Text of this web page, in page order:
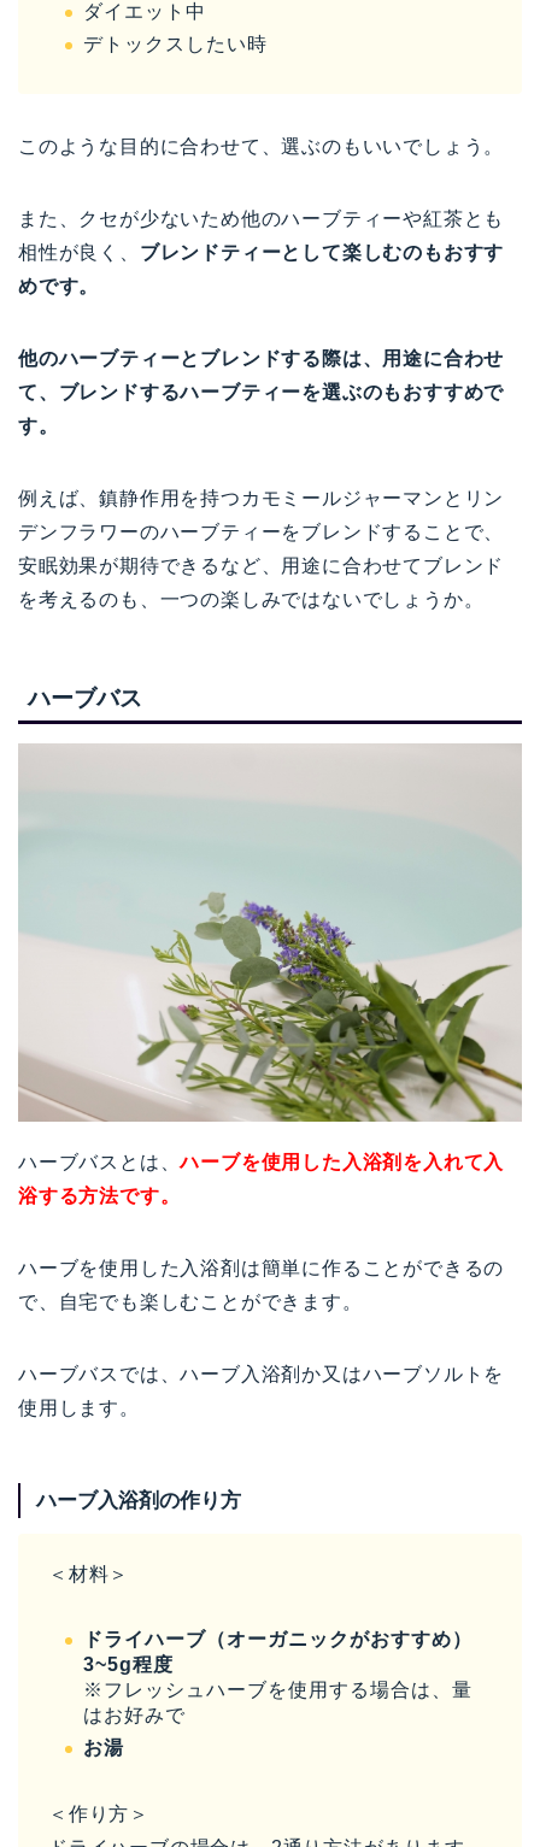
ダイエット中
デトックスしたい時
このような目的に合わせて、選ぶのもいいでしょう。
また、クセが少ないため他のハーブティーや紅茶とも
相性が良く、 ブレンドティーとして楽しむのもおすす
めです。
他のハーブティーとブレンドする際は、用途に合わせ
て、ブレンドするハーブティーを選ぶのもおすすめで
す。
例えば、鎮静作用を持つカモミールジャーマンとリン
デンフラワーのハーブティーをブレンドすることで、
安眠効果が期待できるなど、用途に合わせてブレンド
を考えるのも、一つの楽しみではないでしょうか。
ハーブバス
ハーブバスとは、ハーブを使用した入浴剤を入れて入
浴する方法です。
ハーブを使用した入浴剤は簡単に作ることができるの
で、自宅でも楽しむことができます。
ハーブバスでは、ハーブ入浴剤か又はハーブソルトを
使用します。
ハーブ入浴剤の作り方
＜材料＞
ドライハーブ（オーガニックがおすすめ）
3~5g程度
※フレッシュハーブを使用する場合は、量
はお好みで
お湯
＜作り方＞